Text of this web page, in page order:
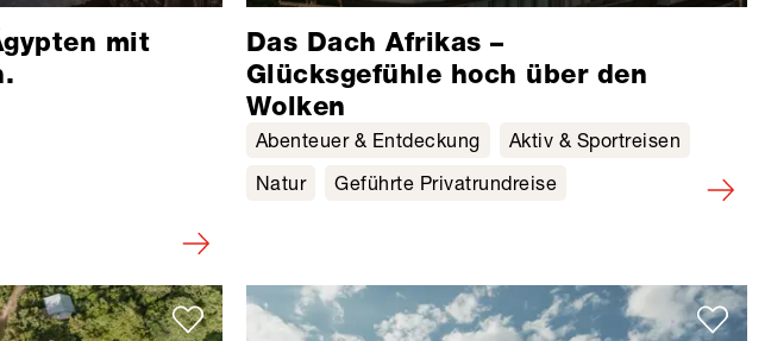
mit
Das Dach Afrikas –
Glücksgefühle hoch über den
Wolken
Abenteuer & Entdeckung
Aktiv & Sportreisen
Natur
Geführte Privatrundreise